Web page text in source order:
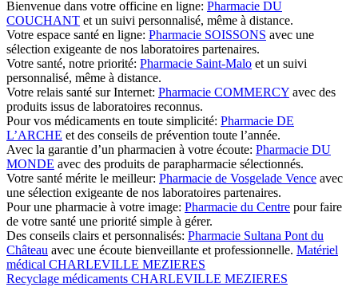
Bienvenue dans votre officine en ligne: Pharmacie DU
COUCHANT et un suivi personnalisé, même à distance.
Votre espace santé en ligne: Pharmacie SOISSONS avec une
sélection exigeante de nos laboratoires partenaires.
Votre santé, notre priorité: Pharmacie Saint-Malo et un suivi
personnalisé, même à distance.
Votre relais santé sur Internet: Pharmacie COMMERCY avec des
produits issus de laboratoires reconnus.
Pour vos médicaments en toute simplicité: Pharmacie DE
L’ARCHE et des conseils de prévention toute l’année.
Avec la garantie d’un pharmacien à votre écoute: Pharmacie DU
MONDE avec des produits de parapharmacie sélectionnés.
Votre santé mérite le meilleur: Pharmacie de Vosgelade Vence avec
une sélection exigeante de nos laboratoires partenaires.
Pour une pharmacie à votre image: Pharmacie du Centre pour faire
de votre santé une priorité simple à gérer.
Des conseils clairs et personnalisés: Pharmacie Sultana Pont du
Château avec une écoute bienveillante et professionnelle. Matériel
médical CHARLEVILLE MEZIERES
Recyclage médicaments CHARLEVILLE MEZIERES